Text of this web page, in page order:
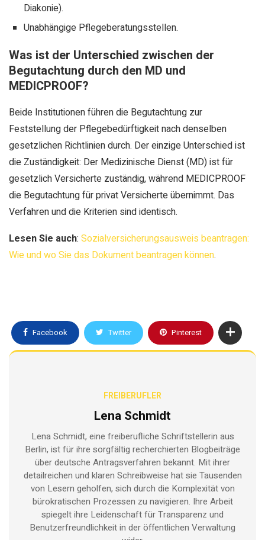
Diakonie).
Unabhängige Pflegeberatungsstellen.
Was ist der Unterschied zwischen der
Begutachtung durch den MD und
MEDICPROOF?
Beide Institutionen führen die Begutachtung zur
Feststellung der Pflegebedürftigkeit nach denselben
gesetzlichen Richtlinien durch. Der einzige Unterschied ist
die Zuständigkeit: Der Medizinische Dienst (MD) ist für
gesetzlich Versicherte zuständig, während MEDICPROOF
die Begutachtung für privat Versicherte übernimmt. Das
Verfahren und die Kriterien sind identisch.
Lesen Sie auch: Sozialversicherungsausweis beantragen:
Wie und wo Sie das Dokument beantragen können.
Facebook Twitter Pinterest
FREIBERUFLER
Lena Schmidt
Lena Schmidt, eine freiberufliche Schriftstellerin aus
Berlin, ist für ihre sorgfältig recherchierten Blogbeiträge
über deutsche Antragsverfahren bekannt. Mit ihrer
detailreichen und klaren Schreibweise hat sie Tausenden
von Lesern geholfen, sich durch die Komplexität von
bürokratischen Prozessen zu navigieren. Ihre Arbeit
spiegelt ihre Leidenschaft für Transparenz und
Benutzerfreundlichkeit in der öffentlichen Verwaltung